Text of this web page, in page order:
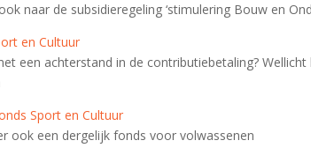
naar de subsidieregeling ‘stimulering Bouw en
en Cultuur
een achterstand in de contributiebetaling?
Sport en Cultuur
ook een dergelijk fonds voor volwassenen